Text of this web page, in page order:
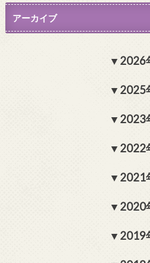
アーカイブ
2026
2025
2023
2022
2021
2020
2019